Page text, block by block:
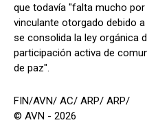
que todavía "falta mucho
vinculante otorgado debido
se consolida la ley orgánica
participación activa de
de paz".
FIN/AVN/ AC/ ARP/ ARP/
© AVN - 2026